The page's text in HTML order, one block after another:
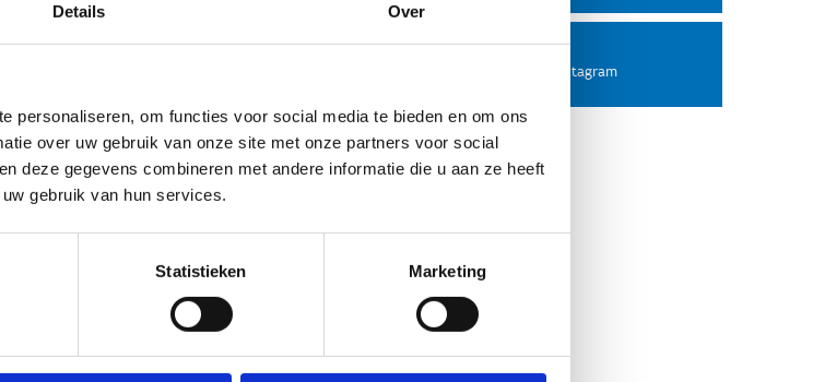
Details Over
personaliseren, om functies voor social media te bieden en om ons
over uw gebruik van onze site met onze partners voor social
deze gegevens combineren met andere informatie die u aan ze heeft
gebruik van hun services.
Statistieken Marketing
Instagram
Volg ons op Instagram